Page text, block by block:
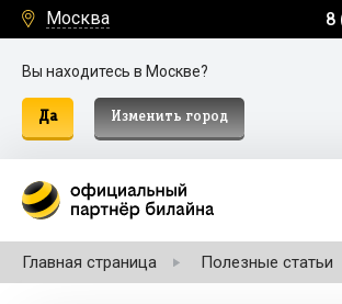
Москва 8
Вы находитесь в Москве?
Да Изменить город
Главная страница Полезные статьи